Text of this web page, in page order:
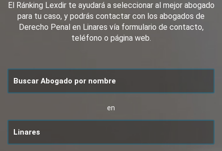
El Ránking Lexdir te ayudará a seleccionar al mejor abogado
para tu caso, y podrás contactar con los abogados de
Derecho Penal en Linares vía formulario de contacto,
teléfono o página web.
en